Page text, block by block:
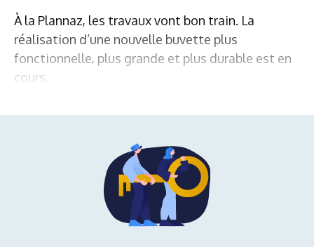
À la Plannaz, les travaux vont bon train. La
réalisation d’une nouvelle buvette plus
fonctionnelle, plus grande et plus durable est en
cours.